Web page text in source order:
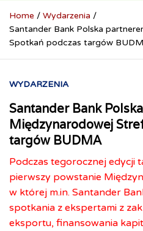
Home
Wydarzenia
Santander Bank Polska
Spotkań podczas targów
WYDARZENIA
Santander Bank
Międzynarodowej
targów BUDMA
Podczas tegorocznej edycji
pierwszy powstanie
w której m.in. Santander
spotkania z ekspertami z
eksportu, finansowania